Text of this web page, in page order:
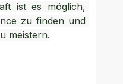
ist es möglich,
zu finden und
meistern.